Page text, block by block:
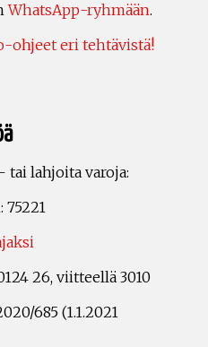
WhatsApp-ryhmään.
ohjeet eri tehtävistä!
tai lahjoita varoja:
26, viitteellä 3010
685 (1.1.2021